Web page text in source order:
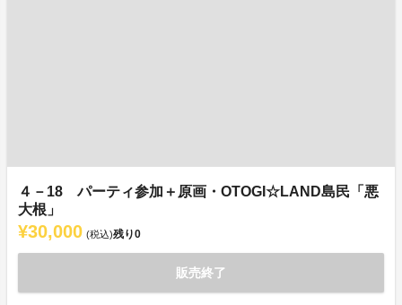
４－18 パーティ参加＋原画・OTOGI☆LAND島民「悪
大根」
¥30,000 (税込)残り0
販売終了